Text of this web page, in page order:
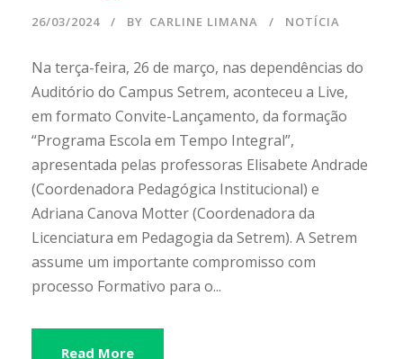
26/03/2024 BY CARLINE LIMANA NOTÍCIA
Na terça-feira, 26 de março, nas dependências do
Auditório do Campus Setrem, aconteceu a Live,
em formato Convite-Lançamento, da formação
“Programa Escola em Tempo Integral”,
apresentada pelas professoras Elisabete Andrade
(Coordenadora Pedagógica Institucional) e
Adriana Canova Motter (Coordenadora da
Licenciatura em Pedagogia da Setrem). A Setrem
assume um importante compromisso com
processo Formativo para o...
Read More